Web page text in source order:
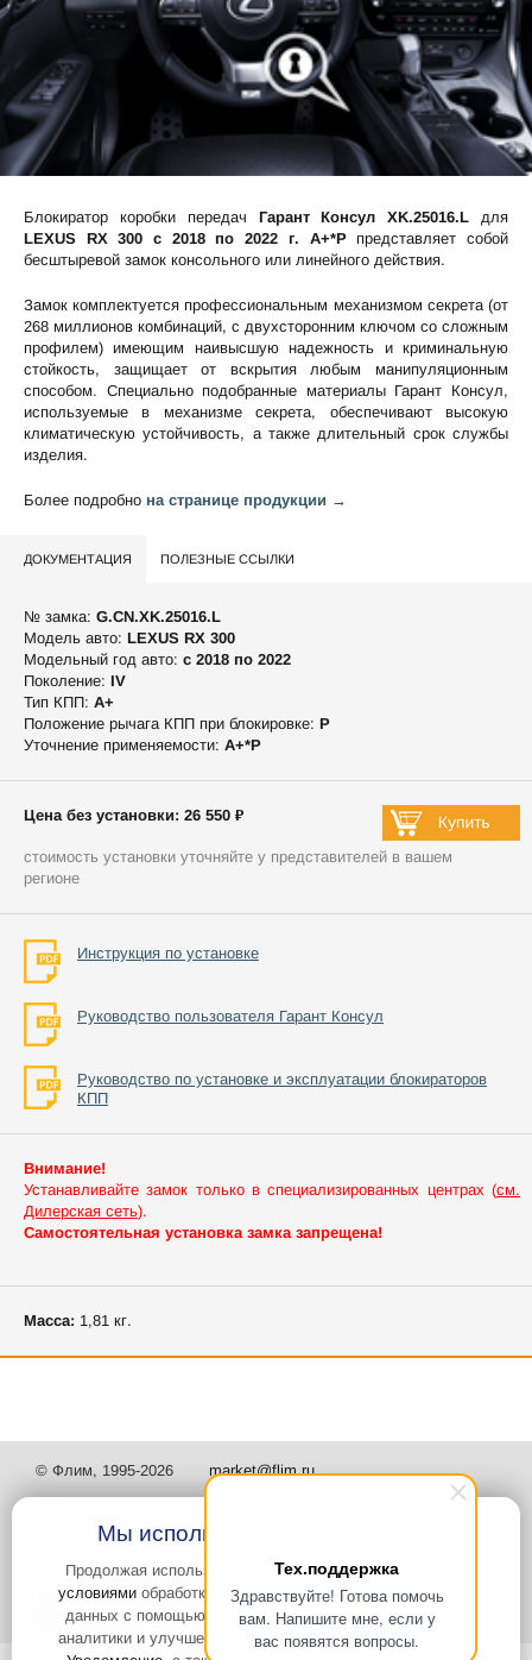
Тех.поддержка
Здравствуйте! Готова помочь
вам. Напишите мне, если у
вас появятся вопросы.
Блокиратор коробки передач Гарант Консул XK.25016.L для
LEXUS RX 300 c 2018 по 2022 г. А+*Pпредставляет собой
бесштыревой замок консольного или линейного действия.
Замок комплектуется профессиональным механизмом секрета (от
268 миллионов комбинаций, с двухсторонним ключом со сложным
профилем) имеющим наивысшую надежность и криминальную
стойкость, защищает от вскрытия любым манипуляционным
способом. Специально подобранные материалы Гарант Консул,
используемые в механизме секрета, обеспечивают высокую
климатическую устойчивость, а также длительный срок службы
изделия.
Более подробно на странице продукции →
ДОКУМЕНТАЦИЯ ПОЛЕЗНЫЕ ССЫЛКИ
№ замка: G.CN.XK.25016.L
Модель авто: LEXUS RX 300
Модельный год авто: c 2018 по 2022
Поколение: IV
Тип КПП: А+
Положение рычага КПП при блокировке: P
Уточнение применяемости: А+*P
Цена без установки: 26 550 ₽
стоимость установки уточняйте у представителей в вашем
регионе
Инструкция по установке
Руководство пользователя Гарант Консул
Руководство по установке и эксплуатации блокираторов
КПП
Внимание!
Устанавливайте замок только в специализированных центрах (см.
Дилерская сеть).
Самостоятельная установка замка запрещена!
Масса: 1,81 кг.
© Флим, 1995-2026 market@flim.ru
Задать вопрос Контакты
Мы используем файлы Cookies
Продолжая использовать наш сайт, высоглашаетесь с
условиями обработки cookie-файлов и пользовательских
данных с помощью Яндекс.Метрика, необходимых для
аналитики и улучшения качества работы сайта и сервиса